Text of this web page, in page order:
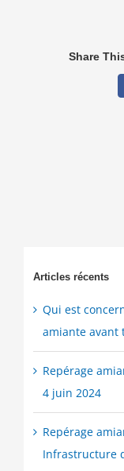
Share
Articles récents
Qui est
amiante avant
Repérage
4 juin 2024
Repérage
Infrastructure